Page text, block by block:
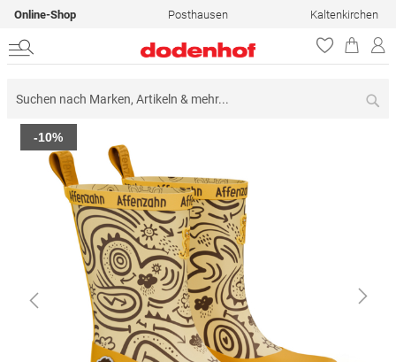
Online-Shop Posthausen Kaltenkirchen
Zum
Ende
Bildergalerie
springen
-10%